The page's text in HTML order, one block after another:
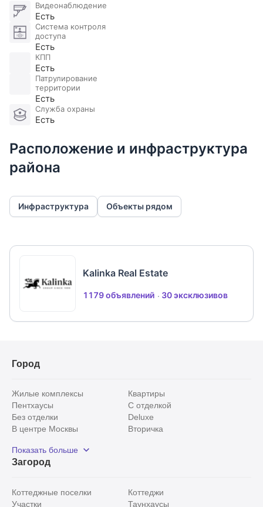
Видеонаблюдение
Есть
Система контроля
доступа
Есть
КПП
Есть
Патрулирование
территории
Есть
Служба охраны
Есть
Расположение и инфраструктура
района
Инфраструктура Объекты рядом
Kalinka Real Estate
1179 объявлений 30 эксклюзивов
Город
Жилые комплексы
Квартиры
Пентхаусы
С отделкой
Без отделки
Deluxe
В центре Москвы
Вторичка
Рядом с парком
С панорамными окнами
Показать больше
Загород
Коттеджные поселки
Коттеджи
Участки
Таунхаусы